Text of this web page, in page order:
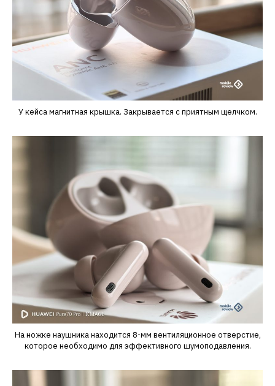
У кейса магнитная крышка. Закрывается с приятным щелчком.
На ножке наушника находится 8-мм вентиляционное отверстие,
которое необходимо для эффективного шумоподавления.